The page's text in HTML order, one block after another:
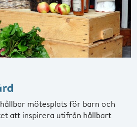
mötesplats för barn och
att inspirera utifrån hållbart